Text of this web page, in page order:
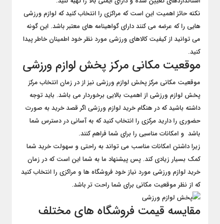
نکته حائز اهمیت این است که مراکزی را انتخاب کنید که لوازم ورزشی
هایی را که عرضه می کنند دارای گواهینامه های معتبر باشد. این گونه
می توانید از کیفیت کالاهای ورزشی مورد نظر خود اطمینان خاطر پیدا
کنید.
موقعیت مکانی مرکز پخش لوازم ورزشی
موقعیت مکانی مرکز پخش لوازم ورزشی نیز از در زمان انتخاب مرکز
پخش لوازم ورزشی از اهمیت بالایی برخوردار می باشد. باید توجه
داشته باشید که در هنگام خرید لوازم ورزشی اگر قصد خرید به صورت
حضوری را دارید مرکزی را انتخاب کنید که به آسانی در دسترس شما
باشد و امکانات مناسبی را برای شما فراهم کنند.
زیرا داشتن امکانات مناسب می‌ تواند به راحتی و سهولت خرید شما
کمک بسیار زیادی کند. پس پیشنهاد ما به شما این است که در زمان
خرید لوازم ورزشی مورد نیاز خود فروشگاه ها و مراکزی را انتخاب کنید
که از نظر موقعیت مکانی برای شما راحت تر باشد.
مقایسه قیمت فروشگاه های مختلف